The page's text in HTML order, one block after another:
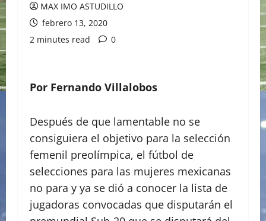
MAX IMO ASTUDILLO
febrero 13, 2020
2 minutes read
0
Por Fernando Villalobos
Después de que lamentable no se
consiguiera el objetivo para la selección
femenil preolímpica, el fútbol de
selecciones para las mujeres mexicanas
no para y ya se dió a conocer la lista de
jugadoras convocadas que disputarán el